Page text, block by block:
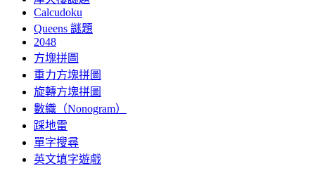
Calcudoku
Queens 謎題
2048
方塊拼圖
重力方塊拼圖
旋轉方塊拼圖
數織（Nonogram）
踩地雷
單字搜尋
英文填字遊戲